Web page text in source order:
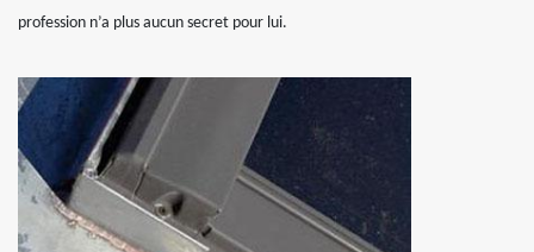
profession n’a plus aucun secret pour lui.